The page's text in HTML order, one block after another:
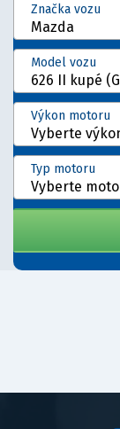
Mazda
Značka vozu
626 II kupé
Model vozu
Vyberte
Výkon motoru
Vyberte
Typ motoru